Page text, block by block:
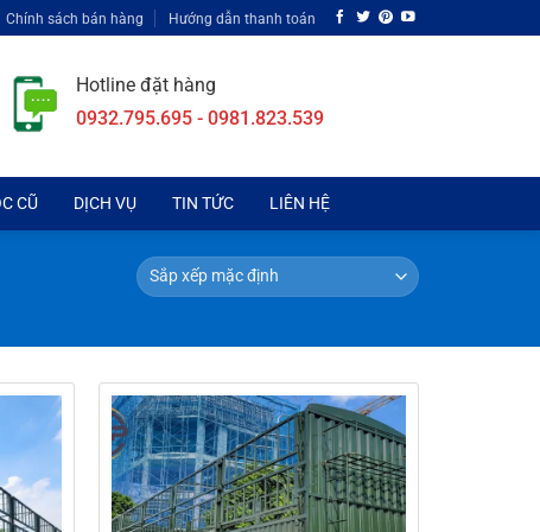
Chính sách bán hàng Hướng dẫn thanh toán
Hotline đặt hàng
0932.795.695 - 0981.823.539
CŨ DỊCH VỤ TIN TỨC LIÊN HỆ